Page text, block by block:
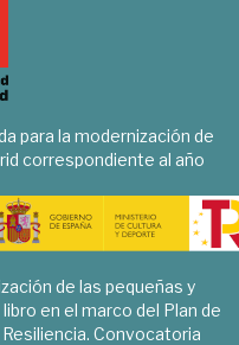
para la modernización de
correspondiente al año
de las pequeñas y
en el marco del Plan de
Convocatoria